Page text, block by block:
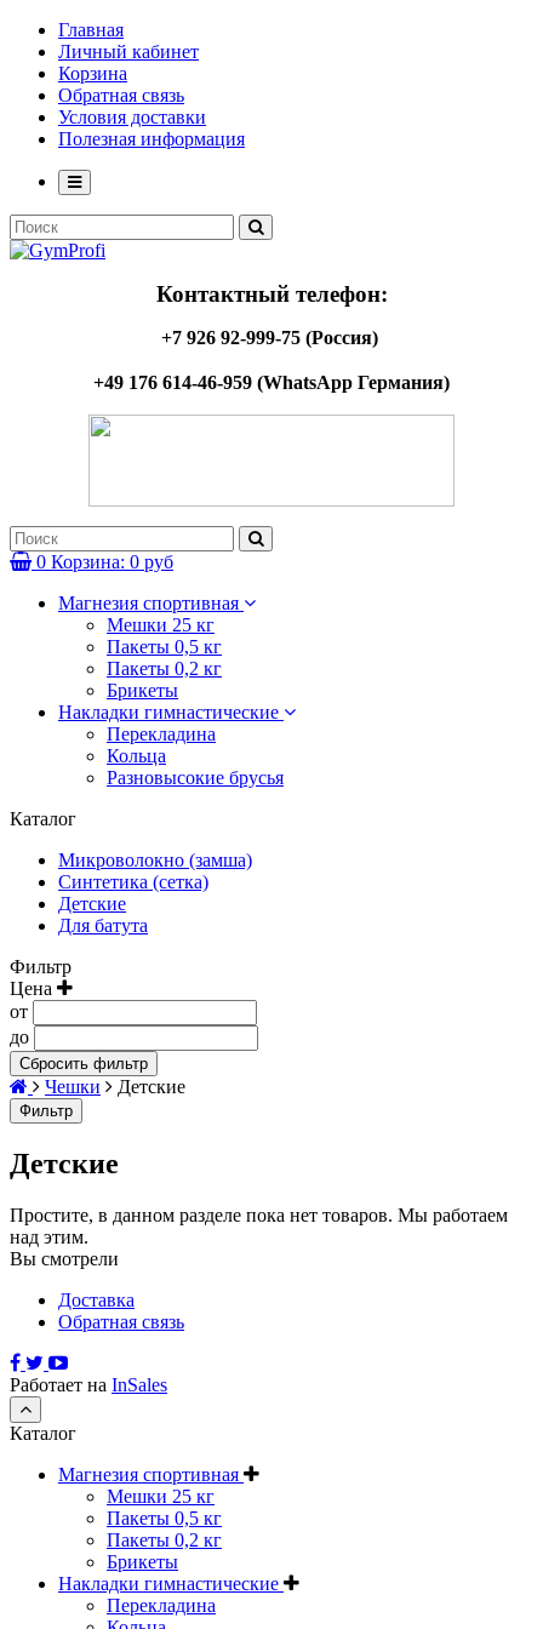
Главная
Личный кабинет
Корзина
Обратная связь
Условия доставки
Полезная информация
Контактный телефон:
+7 926 92-999-75 (Россия)
+49 176 614-46-959 (WhatsApp Германия)
0 Корзина: 0 руб
Магнезия спортивная
Мешки 25 кг
Пакеты 0,5 кг
Пакеты 0,2 кг
Брикеты
Накладки гимнастические
Перекладина
Кольца
Разновысокие брусья
Каталог
Микроволокно (замша)
Синтетика (сетка)
Детские
Для батута
Фильтр
Цена
от
до
Сбросить фильтр
Чешки Детские
Фильтр
Детские
Простите, в данном разделе пока нет товаров. Мы работаем
над этим.
Вы смотрели
Доставка
Обратная связь
Работает на InSales
Каталог
Магнезия спортивная
Мешки 25 кг
Пакеты 0,5 кг
Пакеты 0,2 кг
Брикеты
Накладки гимнастические
Перекладина